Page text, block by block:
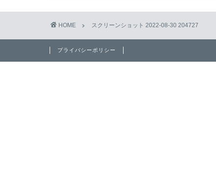
HOME スクリーンショット 2022-08-30 204727
プライバシーポリシー